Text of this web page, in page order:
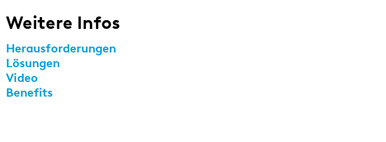
Weitere Infos
Herausforderungen
Lösungen
Video
Benefits